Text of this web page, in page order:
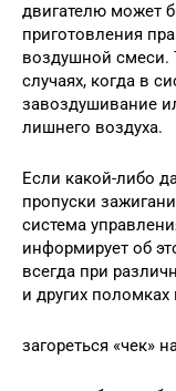
двигателю может
приготовления
воздушной смеси.
случаях, когда в
завоздушивание
лишнего воздуха.
Если какой-либо
пропуски
система
информирует об
всегда при
и других
загореться «чек»